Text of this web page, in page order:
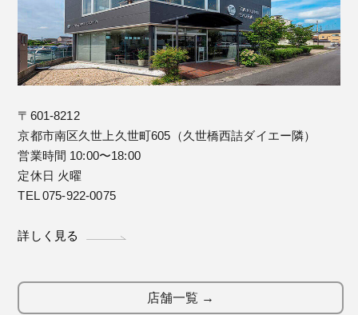
〒601-8212
京都市南区久世上久世町605（久世橋西詰ダイエー隣）
営業時間 10:00〜18:00
定休日 火曜
TEL 075-922-0075
詳しく見る
店舗一覧 →